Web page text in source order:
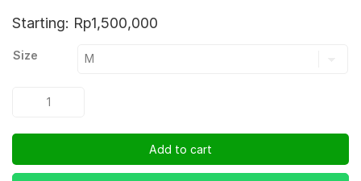
Starting: Rp1,500,000
Size
BOMBER
quantity
Add to cart